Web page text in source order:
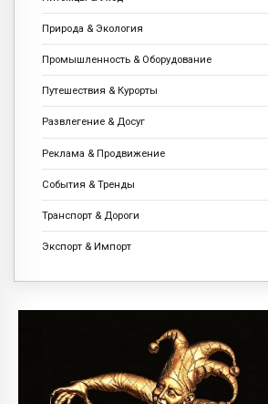
Природа & Экология
Промышленность & Оборудование
Путешествия & Курорты
Развлегение & Досуг
Реклама & Продвижение
События & Тренды
Транспорт & Дороги
Экспорт & Импорт